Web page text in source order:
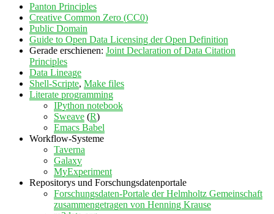
Panton Principles
Creative Common Zero (CC0)
Public Domain
Guide to Open Data Licensing der Open Definition
Gerade erschienen: Joint Declaration of Data Citation
Principles
Data Lineage
Shell-Scripte, Make files
Literate programming
IPython notebook
Sweave (R)
Emacs Babel
Workflow-Systeme
Taverna
Galaxy
MyExperiment
Repositorys und Forschungsdatenportale
Forschungsdaten-Portale der Helmholtz Gemeinschaft
zusammengetragen von Henning Krause